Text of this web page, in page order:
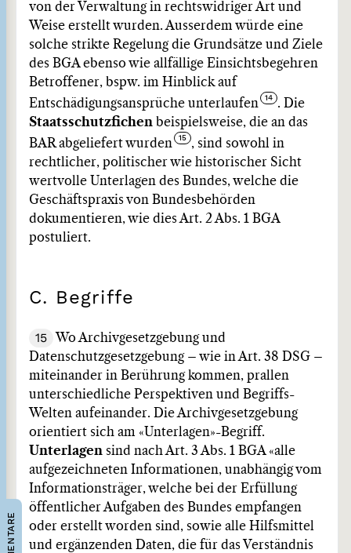
von der Verwaltung in rechtswidriger Art und
Weise erstellt wurden. Ausserdem würde eine
solche strikte Regelung die Grundsätze und Ziele
des BGA ebenso wie allfällige Einsichtsbegehren
Betroffener, bspw. im Hinblick auf
Entschädigungsansprüche unterlaufen
. Die
Staatsschutzfichen beispielsweise, die an das
BAR abgeliefert wurden
, sind sowohl in
rechtlicher, politischer wie historischer Sicht
wertvolle Unterlagen des Bundes, welche die
Geschäftspraxis von Bundesbehörden
dokumentieren, wie dies Art. 2 Abs. 1 BGA
postuliert.
C. Begriffe
15
Wo Archivgesetzgebung und
Datenschutzgesetzgebung – wie in Art. 38 DSG –
miteinander in Berührung kommen, prallen
unterschiedliche Perspektiven und Begriffs-
Welten aufeinander. Die Archivgesetzgebung
orientiert sich am «Unterlagen»-Begriff.
Unterlagen sind nach Art. 3 Abs. 1 BGA «alle
aufgezeichneten Informationen, unabhängig vom
Informationsträger, welche bei der Erfüllung
öffentlicher Aufgaben des Bundes empfangen
oder erstellt worden sind, sowie alle Hilfsmittel
und ergänzenden Daten, die für das Verständnis